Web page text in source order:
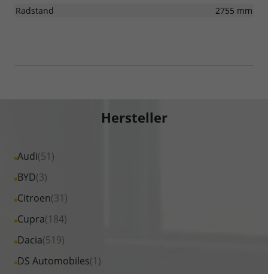
Radstand
2755 mm
Hersteller
Audi(51)
Alle
Fahrzeuge
Audi
anzeigen
BYD(3)
Alle
Fahrzeuge
BYD
anzeigen
Citroen(31)
Alle
Fahrzeuge
Citroen
anzeigen
Cupra(184)
Alle
Fahrzeuge
Cupra
Dacia(519)
Alle
Fahrzeuge
DS Automobiles(1)
Alle